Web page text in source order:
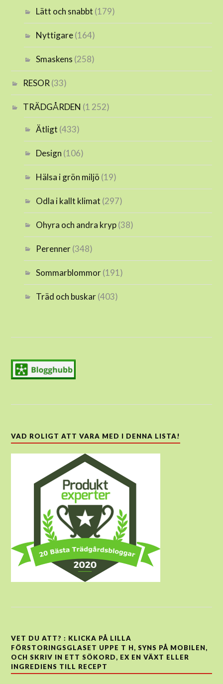
Lätt och snabbt (179)
Nyttigare(164)
Smaskens (258)
RESOR(33)
TRÄDGÅRDEN (1 252)
Ätligt (433)
Design (106)
Hälsa i grön miljö (19)
Odla i kallt klimat (297)
Ohyra och andra kryp(38)
Perenner(348)
Sommarblommor(191)
Träd och buskar(403)
VAD ROLIGT ATT VARA MED I DENNA LISTA!
VET DU ATT? : KLICKA PÅ LILLA
FÖRSTORINGSGLASET UPPE T H, SYNS PÅ MOBILEN,
OCH SKRIV IN ETT SÖKORD, EX EN VÄXT ELLER
INGREDIENS TILL RECEPT